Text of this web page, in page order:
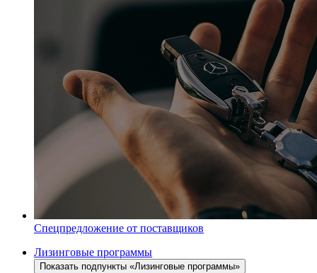
Спецпредложение от поставщиков
Лизинговые программы
Показать подпункты «Лизинговые программы»